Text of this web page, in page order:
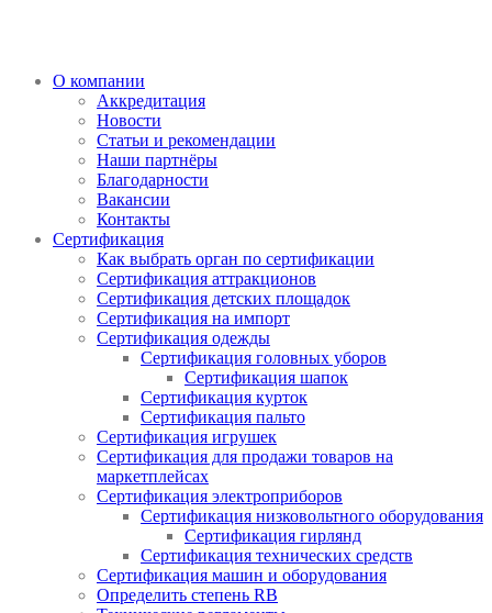
О компании
Аккредитация
Новости
Статьи и рекомендации
Наши партнёры
Благодарности
Вакансии
Контакты
Сертификация
Как выбрать орган по сертификации
Сертификация аттракционов
Сертификация детских площадок
Сертификация на импорт
Сертификация одежды
Сертификация головных уборов
Сертификация шапок
Сертификация курток
Сертификация пальто
Сертификация игрушек
Сертификация для продажи товаров на
маркетплейсах
Сертификация электроприборов
Сертификация низковольтного оборудования
Сертификация гирлянд
Сертификация технических средств
Сертификация машин и оборудования
Определить степень RB